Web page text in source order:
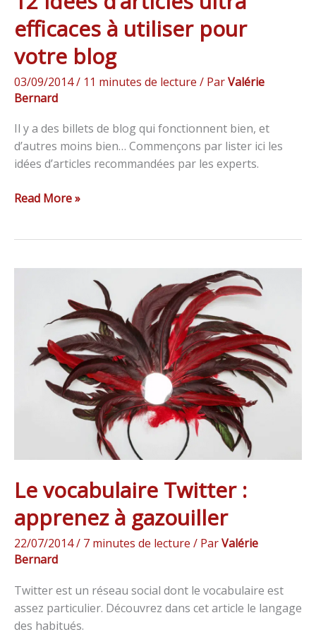
efficaces à utiliser pour
votre blog
03/09/2014/ 11 minutes de lecture / ParValérie
Bernard
Il y a des billets de blog qui fonctionnent bien, et
d’autres moins bien… Commençons par lister ici les
idées d’articles recommandées par les experts.
Read More »
Le vocabulaire Twitter :
apprenez à gazouiller
22/07/2014/ 7 minutes de lecture / ParValérie
Bernard
Twitter est un réseau social dont le vocabulaire est
assez particulier. Découvrez dans cet article le langage
des habitués.
apprenez
gazouiller